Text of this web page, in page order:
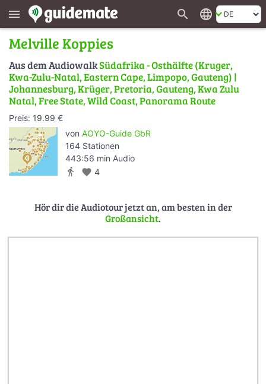
menu search language
Melville Koppies
Aus dem AudiowalkSüdafrika - Osthälfte (Kruger,
Kwa-Zulu-Natal, Eastern Cape, Limpopo, Gauteng) |
Johannesburg, Krüger, Pretoria, Gauteng, Kwa Zulu
Natal, Free State, Wild Coast, Panorama Route
Preis: 19.99 €
von AOYO-Guide GbR
164 Stationen
443:56 min Audio
directions_walk favorite 4
Hör dir die Audiotour jetzt an, am besten in der
Großansicht.